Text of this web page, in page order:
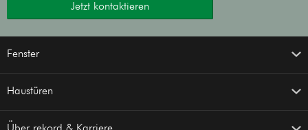
Jetzt kontaktieren
Fenster
Haustüren